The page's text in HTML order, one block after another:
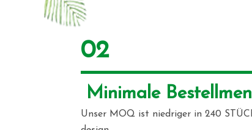
02
Minimale
Unser MOQ ist niedriger in 240